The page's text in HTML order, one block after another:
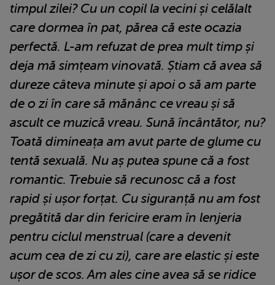
timpul zilei? Cu un copil la vecini și celălalt
care dormea în pat, părea că este ocazia
perfectă. L-am refuzat de prea mult timp și
deja mă simțeam vinovată. Știam că avea să
dureze câteva minute și apoi o să am parte
de o zi în care să mănânc ce vreau și să
ascult ce muzică vreau. Sună încântător, nu?
Toată dimineața am avut parte de glume cu
tentă sexuală. Nu aș putea spune că a fost
romantic. Trebuie să recunosc că a fost
rapid și ușor forțat. Cu siguranță nu am fost
pregătită dar din fericire eram în lenjeria
pentru ciclul menstrual (care a devenit
acum cea de zi cu zi), care are elastic și este
ușor de scos. Am ales cine avea să se ridice